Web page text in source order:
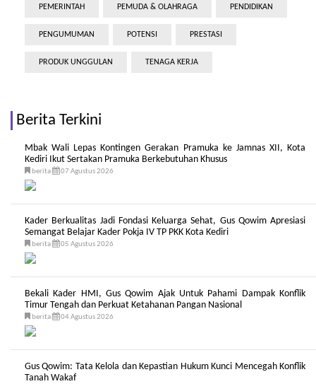
PEMERINTAH PEMUDA & OLAHRAGA PENDIDIKAN
PENGUMUMAN POTENSI PRESTASI
PRODUK UNGGULAN TENAGA KERJA
Berita Terkini
Mbak Wali Lepas Kontingen Gerakan Pramuka ke Jamnas XII, Kota
Kediri Ikut Sertakan Pramuka Berkebutuhan Khusus
berita 07 Agustus 2026
Kader Berkualitas Jadi Fondasi Keluarga Sehat, Gus Qowim Apresiasi
Semangat Belajar Kader Pokja IV TP PKK Kota Kediri
berita 05 Agustus 2026
Bekali Kader HMI, Gus Qowim Ajak Untuk Pahami Dampak Konflik
Timur Tengah dan Perkuat Ketahanan Pangan Nasional
berita 04 Agustus 2026
Gus Qowim: Tata Kelola dan Kepastian Hukum Kunci Mencegah Konflik
Tanah Wakaf